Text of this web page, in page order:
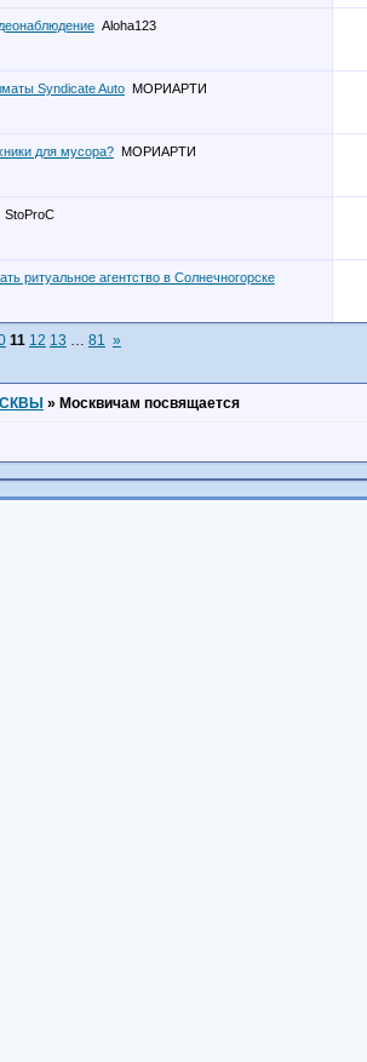
Aloha123
Syndicate Auto МОРИАРТИ
для мусора? МОРИАРТИ
StoProC
ритуальное агентство в Солнечногорске
11 12 13 … 81 »
» Москвичам посвящается